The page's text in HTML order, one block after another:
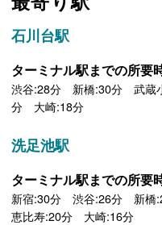
石川台駅
ターミナル駅までの所要
渋谷:28分 新橋:30分 武蔵
分 大崎:18分
洗足池駅
ターミナル駅までの所要
新宿:30分 渋谷:26分 新
恵比寿:20分 大崎:16分